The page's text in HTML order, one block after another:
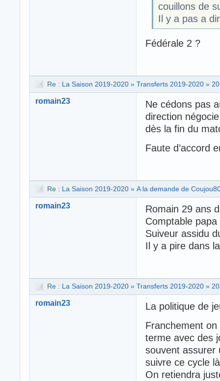
couillons de
Il y a pas a
Fédérale 2 ?
Re : La Saison 2019-2020 » Transferts 2019-2020 »
romain23
Ne cédons pas
direction
dès la fin du
Faute d’accord
Re : La Saison 2019-2020 » A la demande de
romain23
Romain 29 ans
Comptable
Suiveur assidu
Il y a pire dans
Re : La Saison 2019-2020 » Transferts 2019-2020 »
romain23
La politique de
Franchement
terme avec des
souvent assurer
suivre ce cycle
On retiendra